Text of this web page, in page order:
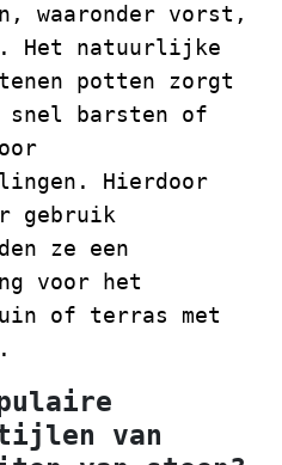
waaronder vorst,
Het natuurlijke
potten zorgt
barsten of
Hierdoor
gebruik
ze een
voor het
of terras met
van